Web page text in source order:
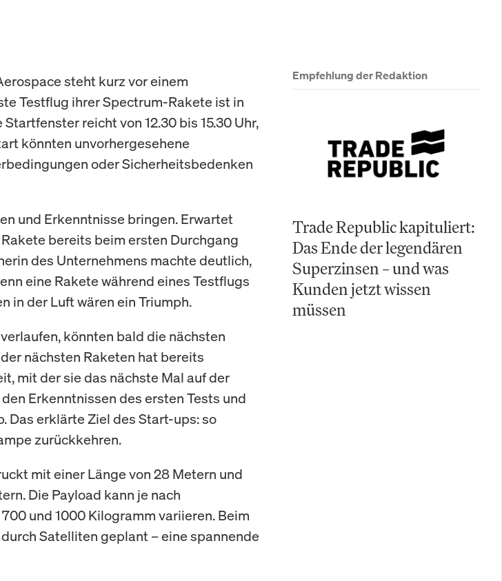
steht kurz vor einem
Testflug ihrer Spectrum-Rakete ist in
reicht von 12.30 bis 15.30 Uhr,
könnten unvorhergesehene
oder Sicherheitsbedenken
und Erkenntnisse bringen. Erwartet
bereits beim ersten Durchgang
des Unternehmens machte deutlich,
eine Rakete während eines Testflugs
in der Luft wären ein Triumph.
könnten bald die nächsten
nächsten Raketen hat bereits
mit der sie das nächste Mal auf der
Erkenntnissen des ersten Tests und
Das erklärte Ziel des Start-ups: so
zurückkehren.
mit einer Länge von 28 Metern und
Die Payload kann je nach
und 1000 Kilogramm variieren. Beim
Satelliten geplant – eine spannende
Empfehlung der Redaktion
Trade Republic kapituliert:
Das Ende der legendären
Superzinsen – und was
Kunden jetzt wissen
müssen